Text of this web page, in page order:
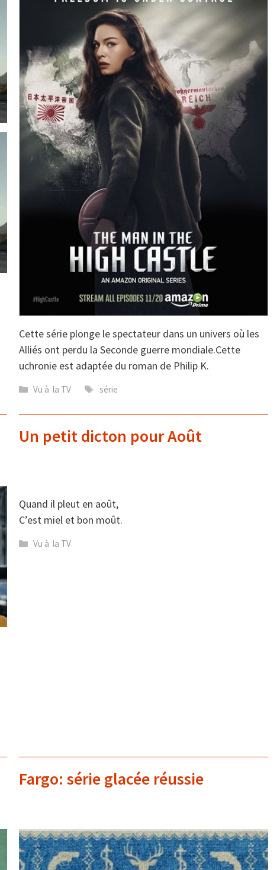
Cette série plonge le spectateur dans un univers où les
Alliés ont perdu la Seconde guerre mondiale.Cette
uchronie est adaptée du roman de Philip K.
Catégories
Vu à la TV Étiquettes
série
Un petit dicton pour Août
Quand il pleut en août,
C’est miel et bon moût.
Catégories
Vu à la TV
Fargo: série glacée réussie